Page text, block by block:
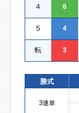
４ 6
５ 4
転 3
勝式
3連単